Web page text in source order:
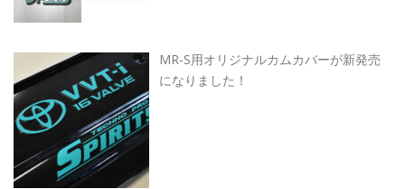
MR-S用オリジナルカムカバーが新発売
になりました！